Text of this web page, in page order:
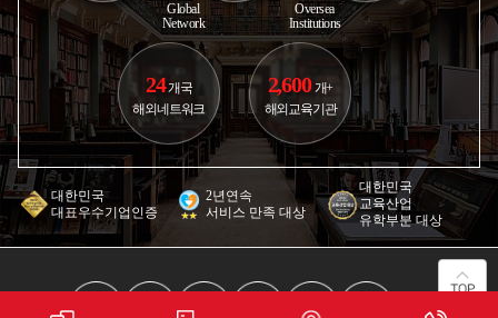
Global
Network
24 개국
해외네트워크
Oversea
Institutions
2,600 개+
해외교육기관
대한민국
대표우수기업인증
2년연속
서비스 만족 대상
대한민국
교육산업
유학부분 대상